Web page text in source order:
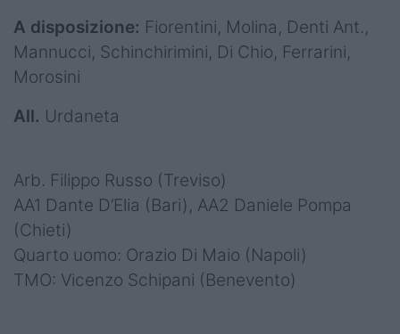
A disposizione: Fiorentini, Molina, Denti Ant.,
Mannucci, Schinchirimini, Di Chio, Ferrarini,
Morosini
All. Urdaneta
Arb. Filippo Russo (Treviso)
AA1 Dante D’Elia (Bari), AA2 Daniele Pompa
(Chieti)
Quarto uomo: Orazio Di Maio (Napoli)
TMO: Vicenzo Schipani (Benevento)